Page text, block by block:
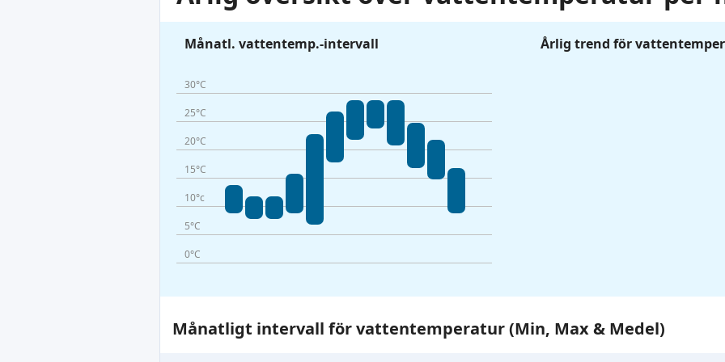
Månatl. vattentemp.-intervall
30°C
25°C
20°C
15°C
10°c
5°C
0°C
Årlig trend för
Månatligt intervall för vattentemperatur (Min, Max & Medel)